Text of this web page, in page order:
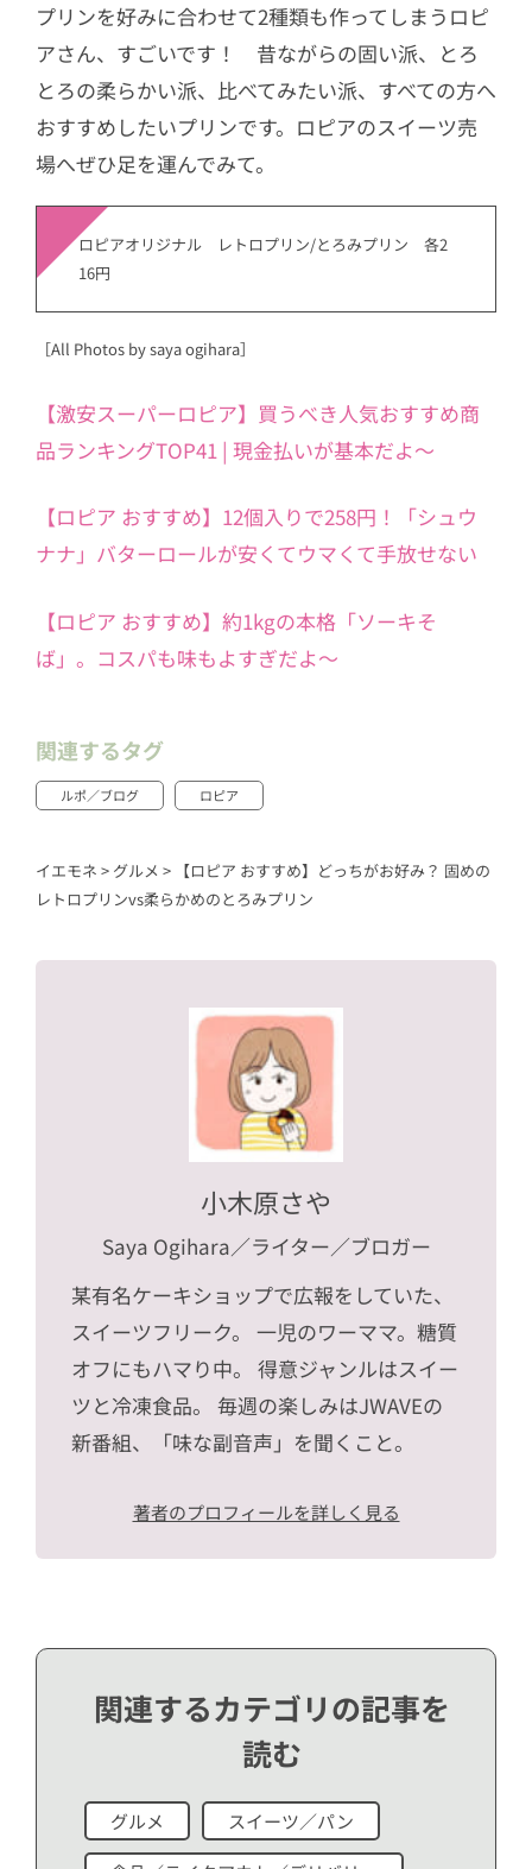
プリンを好みに合わせて2種類も作ってしまうロピ
アさん、すごいです！ 昔ながらの固い派、とろ
とろの柔らかい派、比べてみたい派、すべての方へ
おすすめしたいプリンです。ロピアのスイーツ売
場へぜひ足を運んでみて。
ロピアオリジナル レトロプリン/とろみプリン 各2
16円
［All Photos by saya ogihara］
【激安スーパーロピア】買うべき人気おすすめ商
品ランキングTOP41 | 現金払いが基本だよ～
【ロピア おすすめ】12個入りで258円！「シュウ
ナナ」バターロールが安くてウマくて手放せない
【ロピア おすすめ】約1kgの本格「ソーキそ
ば」。コスパも味もよすぎだよ〜
関連するタグ
ルポ／ブログ ロピア
イエモネ > グルメ > 【ロピア おすすめ】どっちがお好み？ 固めの
レトロプリンvs柔らかめのとろみプリン
小木原さや
Saya Ogihara／ライター／ブロガー
某有名ケーキショップで広報をしていた、
スイーツフリーク。 一児のワーママ。糖質
オフにもハマり中。 得意ジャンルはスイー
ツと冷凍食品。 毎週の楽しみはJWAVEの
新番組、「味な副音声」を聞くこと。
著者のプロフィールを詳しく見る
関連するカテゴリの記事を
読む
グルメ スイーツ／パン